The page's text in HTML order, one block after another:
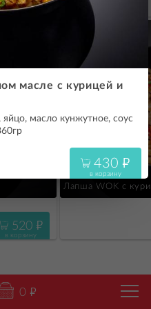
430 "
в корзину
520 "
в корзину
Лапша WOK с
0 "
масле с курицей и
яйцо, масло кунжутное, соус
430 "
в корзину